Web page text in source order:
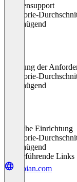
Kundensupport
Kategorie-
Ungenügend
Erfüllung der
Kategorie-
Ungenügend
Einfache Einrichtung
Kategorie-
Ungenügend
Weiterführende Links
appian.com